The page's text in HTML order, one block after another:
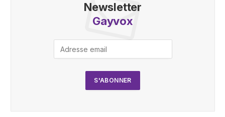
Newsletter
Gayvox